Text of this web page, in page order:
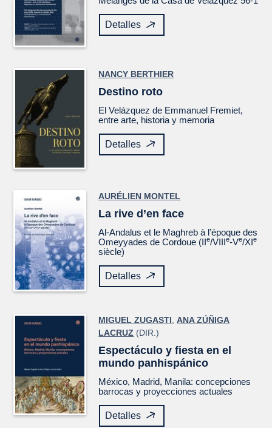
Detalles
NANCY BERTHIER
Destino roto
ElVelázquez de Emmanuel Fremiet,
entre arte, historia y memoria
Detalles
AURÉLIEN MONTEL
La rive d’en face
Al-Andalus et le Maghreb à l’époque des
Omeyyades de Cordoue (IIe/VIIIe-Ve/XIe
siècle)
Detalles
MIGUEL ZUGASTI ,ANA ZÚÑIGA
LACRUZ (DIR.)
Espectáculo y fiesta en el
mundo panhispánico
México, Madrid, Manila: concepciones
barrocas y proyecciones actuales
Detalles